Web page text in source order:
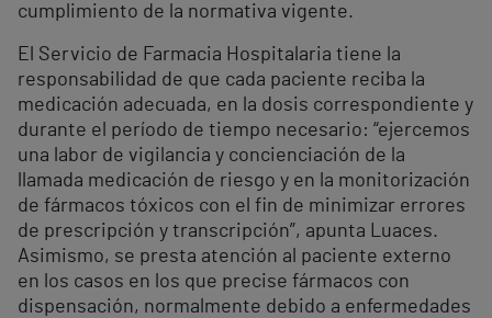
cumplimiento de la normativa vigente.
El Servicio de Farmacia Hospitalaria tiene la
responsabilidad de que cada paciente reciba la
medicación adecuada, en la dosis correspondiente y
durante el período de tiempo necesario: “ejercemos
una labor de vigilancia y concienciación de la
llamada medicación de riesgo y en la monitorización
de fármacos tóxicos con el fin de minimizar errores
de prescripción y transcripción”, apunta Luaces.
Asimismo, se presta atención al paciente externo
en los casos en los que precise fármacos con
dispensación, normalmente debido a enfermedades